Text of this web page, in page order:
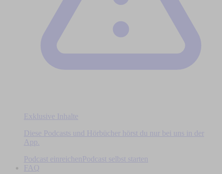
Exklusive Inhalte
Diese Podcasts und Hörbücher hörst du nur bei uns in der
App.
Podcast einreichen
Podcast selbst starten
FAQ